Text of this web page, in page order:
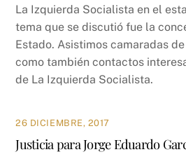
La Izquierda Socialista en el
tema que se discutió fue la
Estado. Asistimos camaradas
como también contactos
de La Izquierda Socialista.
26 DICIEMBRE, 2017
Justicia para Jorge Eduardo